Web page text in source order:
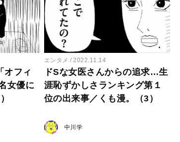
オフィ
女優に
エンタメ 2022.11.14
ドSな女医さんからの追求…生
涯恥ずかしさランキング第１
位の出来事／くも漫。（3）
中川学